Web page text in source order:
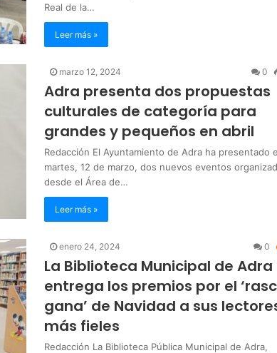
Real de la…
Leer más »
marzo 12, 2024 0
Adra presenta dos propuestas
culturales de categoría para
grandes y pequeños en abril
Redacción El Ayuntamiento de Adra ha presentado
martes, 12 de marzo, dos nuevos eventos
desde el Área de…
Leer más »
enero 24, 2024 0
La Biblioteca Municipal de Adra
entrega los premios por el
gana’ de Navidad a sus
más fieles
Redacción La Biblioteca Pública Municipal de Adra,